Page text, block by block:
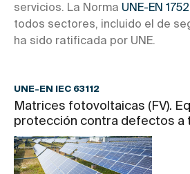
servicios. La Norma UNE-EN
todos sectores, incluido el de
ha sido ratificada por UNE.
UNE-EN IEC 63112
Matrices fotovoltaicas (FV).
protección contra defectos a